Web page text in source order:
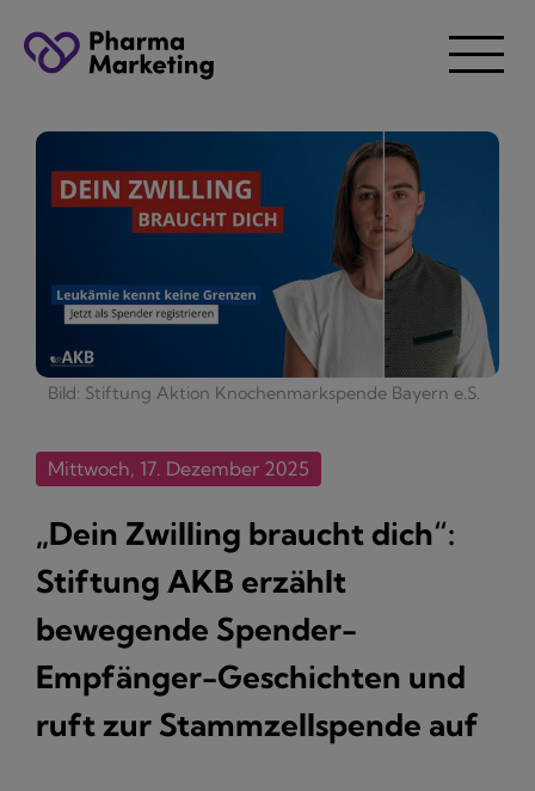
Bild: Stiftung Aktion Knochenmarkspende Bayern e.S.
Mittwoch, 17. Dezember 2025
„Dein Zwilling braucht dich“:
Stiftung AKB erzählt
bewegende Spender-
Empfänger-Geschichten und
ruft zur Stammzellspende auf